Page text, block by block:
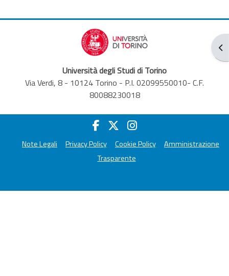
Università degli Studi di Torino
Via Verdi, 8 - 10124 Torino - P.I. 02099550010- C.F.
80088230018
Note Legali Privacy Policy Cookie Policy
Amministrazione
Trasparente